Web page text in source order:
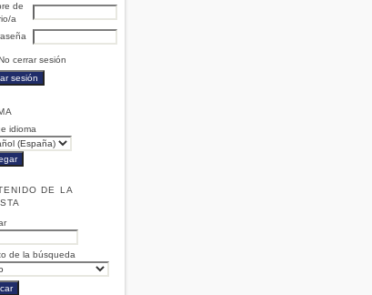
de
a
cerrar sesión
idioma
DE LA
de la búsqueda